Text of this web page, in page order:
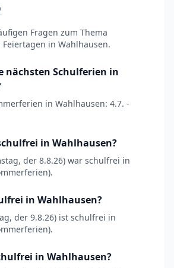
Fragen zum Thema
in Wahlhausen.
nächsten Schulferien in
in Wahlhausen: 4.7. -
in Wahlhausen?
der 8.8.26) war schulfrei in
in Wahlhausen?
der 9.8.26) ist schulfrei in
in Wahlhausen?